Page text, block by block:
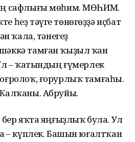
сафлығы мөһим. МӨҺИМ.
һеҙ тәүге төнөгөҙҙә иҫбат
ҡала, тәнегеҙ
тамған ҡыҙыл ҡан
– ҡатындың ғүмерлек
ғорурлыҡ тамғаһы.
Абруйы.
бер яҡта яңғыҙлыҡ була. Ул
– күплек. Башын юғалтҡан